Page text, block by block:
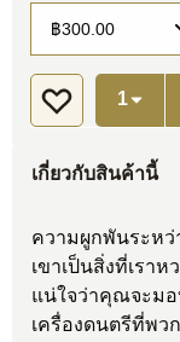
เกี่ยวกับสินค้านี้
ความผูกพันระหว่
เขาเป็นสิ่งที่เรา
แน่ใจว่าคุณจะม
เครื่องดนตรีที่พว